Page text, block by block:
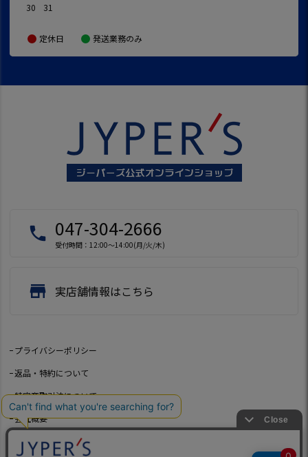
30
31
定休日 発送業務のみ
local_phone 047-304-2666
受付時間：12:00～14:00(月/火/木)
store 実店舗情報はこちら
プライバシーポリシー
返品・特約について
特定商取引法について
会社概要
よくあるご質問